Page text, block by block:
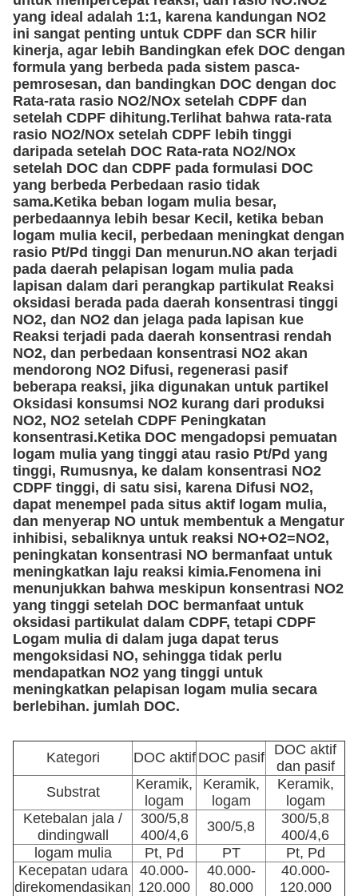
yang ideal adalah 1:1, karena kandungan NO2
ini sangat penting untuk CDPF dan SCR hilir
kinerja, agar lebih Bandingkan efek DOC dengan
formula yang berbeda pada sistem pasca-
pemrosesan, dan bandingkan DOC dengan doc
Rata-rata rasio NO2/NOx setelah CDPF dan
setelah CDPF dihitung.Terlihat bahwa rata-rata
rasio NO2/NOx setelah CDPF lebih tinggi
daripada setelah DOC Rata-rata NO2/NOx
setelah DOC dan CDPF pada formulasi DOC
yang berbeda Perbedaan rasio tidak
sama.Ketika beban logam mulia besar,
perbedaannya lebih besar Kecil, ketika beban
logam mulia kecil, perbedaan meningkat dengan
rasio Pt/Pd tinggi Dan menurun.NO akan terjadi
pada daerah pelapisan logam mulia pada
lapisan dalam dari perangkap partikulat Reaksi
oksidasi berada pada daerah konsentrasi tinggi
NO2, dan NO2 dan jelaga pada lapisan kue
Reaksi terjadi pada daerah konsentrasi rendah
NO2, dan perbedaan konsentrasi NO2 akan
mendorong NO2 Difusi, regenerasi pasif
beberapa reaksi, jika digunakan untuk partikel
Oksidasi konsumsi NO2 kurang dari produksi
NO2, NO2 setelah CDPF Peningkatan
konsentrasi.Ketika DOC mengadopsi pemuatan
logam mulia yang tinggi atau rasio Pt/Pd yang
tinggi, Rumusnya, ke dalam konsentrasi NO2
CDPF tinggi, di satu sisi, karena Difusi NO2,
dapat menempel pada situs aktif logam mulia,
dan menyerap NO untuk membentuk a Mengatur
inhibisi, sebaliknya untuk reaksi NO+O2=NO2,
peningkatan konsentrasi NO bermanfaat untuk
meningkatkan laju reaksi kimia.Fenomena ini
menunjukkan bahwa meskipun konsentrasi NO2
yang tinggi setelah DOC bermanfaat untuk
oksidasi partikulat dalam CDPF, tetapi CDPF
Logam mulia di dalam juga dapat terus
mengoksidasi NO, sehingga tidak perlu
mendapatkan NO2 yang tinggi untuk
meningkatkan pelapisan logam mulia secara
berlebihan. jumlah DOC.
Kategori DOC aktif DOC pasif
DOC aktif
dan pasif
Substrat
Keramik,
logam
Keramik,
logam
Keramik,
logam
Ketebalan jala /
dindingwall
300/5,8
400/4,6
300/5,8
300/5,8
400/4,6
logam mulia
Pt, Pd PT
Pt, Pd
Kecepatan udara
direkomendasikan
40.000-
120.000
40.000-
80.000
40.000-
120.000